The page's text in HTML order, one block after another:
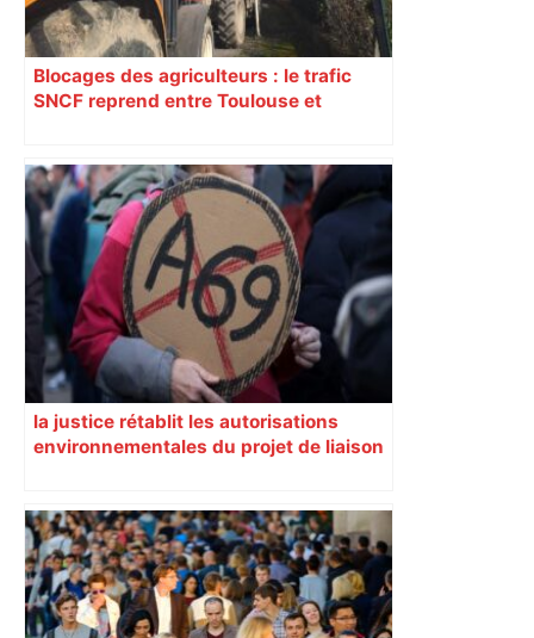
Blocages des agriculteurs : le trafic
SNCF reprend entre Toulouse et
la justice rétablit les autorisations
environnementales du projet de liaison